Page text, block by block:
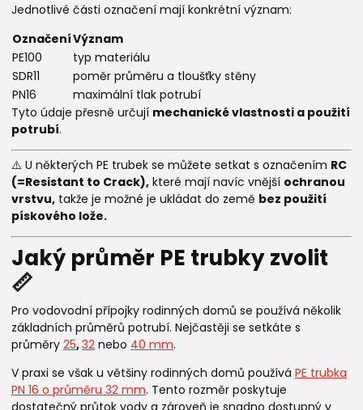
Jednotlivé části označení mají konkrétní význam:
OznačeníVýznam
PE100
typ materiálu
SDR11
poměr průměru a tloušťky stěny
PN16
maximální tlak potrubí
Tyto údaje přesně určují mechanické vlastnosti a použití
potrubí.
⚠️ U některých PE trubek se můžete setkat s označením RC
(=Resistant to Crack), které mají navíc vnější ochranou
vrstvu, takže je možné je ukládat do země bez použití
pískového lože.
Jaký průměr PE trubky zvolit
📏
Pro vodovodní přípojky rodinných domů se používá několik
základních průměrů potrubí. Nejčastěji se setkáte s
průměry 25,32 nebo 40 mm.
V praxi se však u většiny rodinných domů používá PE trubka
PN 16 o průměru 32 mm. Tento rozměr poskytuje
dostatečný průtok vody a zároveň je snadno dostupný v